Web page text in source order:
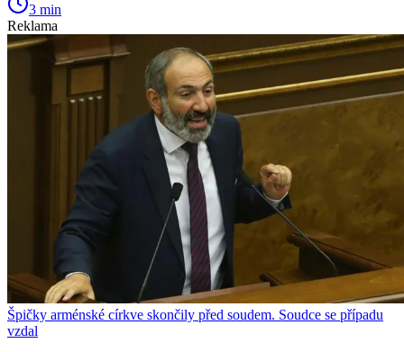
3 min
Reklama
Špičky arménské církve skončily před soudem. Soudce se případu
vzdal